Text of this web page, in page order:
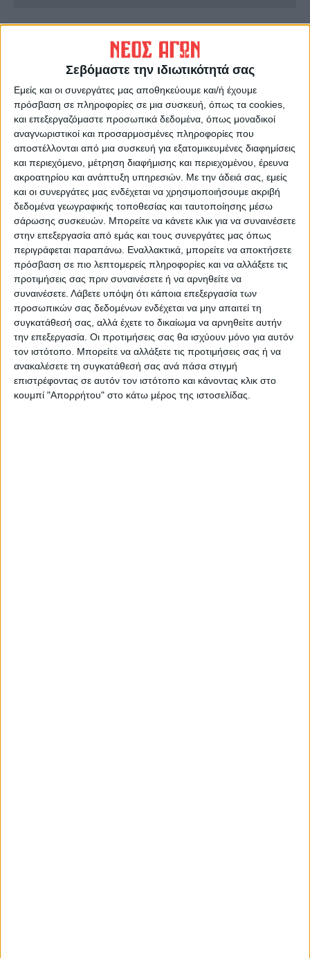
Σεβόμαστε την ιδιωτικότητά σας
Εμείς και οι συνεργάτες μας αποθηκεύουμε και/ή έχουμε
πρόσβαση σε πληροφορίες σε μια συσκευή, όπως τα cookies,
και επεξεργαζόμαστε προσωπικά δεδομένα, όπως μοναδικοί
αναγνωριστικοί και προσαρμοσμένες πληροφορίες που
αποστέλλονται από μια συσκευή για εξατομικευμένες διαφημίσεις
και περιεχόμενο, μέτρηση διαφήμισης και περιεχομένου, έρευνα
ακροατηρίου και ανάπτυξη υπηρεσιών. Με την άδειά σας, εμείς
και οι συνεργάτες μας ενδέχεται να χρησιμοποιήσουμε ακριβή
δεδομένα γεωγραφικής τοποθεσίας και ταυτοποίησης μέσω
σάρωσης συσκευών. Μπορείτε να κάνετε κλικ για να συναινέσετε
στην επεξεργασία από εμάς και τους συνεργάτες μας όπως
περιγράφεται παραπάνω. Εναλλακτικά, μπορείτε να αποκτήσετε
πρόσβαση σε πιο λεπτομερείς πληροφορίες και να αλλάξετε τις
προτιμήσεις σας πριν συναινέσετε ή να αρνηθείτε να
συναινέσετε. Λάβετε υπόψη ότι κάποια επεξεργασία των
προσωπικών σας δεδομένων ενδέχεται να μην απαιτεί τη
συγκατάθεσή σας, αλλά έχετε το δικαίωμα να αρνηθείτε αυτήν
την επεξεργασία. Οι προτιμήσεις σας θα ισχύουν μόνο για αυτόν
τον ιστότοπο. Μπορείτε να αλλάξετε τις προτιμήσεις σας ή να
ανακαλέσετε τη συγκατάθεσή σας ανά πάσα στιγμή
επιστρέφοντας σε αυτόν τον ιστότοπο και κάνοντας κλικ στο
κουμπί "Απορρήτου" στο κάτω μέρος της ιστοσελίδας.
Έπεσαν οι υπογραφές για τις
4 συμβάσεις αποκατάστασης
οδικών υποδομών στη
Θεσσαλία παρουσία Δήμα
(ΦΩΤΟ+video)
Γκόλ στα ερτζιανά 29/4/2025
ΝΕΟΣ ΑΓΩΝ
https://neosagon.gr
Η Αρχαιότερη Καθημερινή Πρωινή Εφημερίδα της Καρδίτσας
ΠΑΡΟΜΟΙΑ ΑΡΘΡΑ